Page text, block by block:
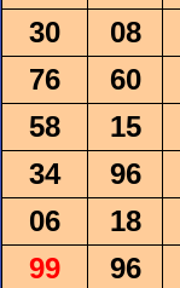
30
08
76
60
58
15
34
96
06
18
99
96